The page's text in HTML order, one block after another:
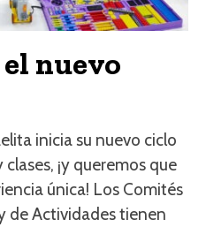
nuevo
inicia su nuevo ciclo
¡y queremos que
única! Los Comités
de Actividades tienen